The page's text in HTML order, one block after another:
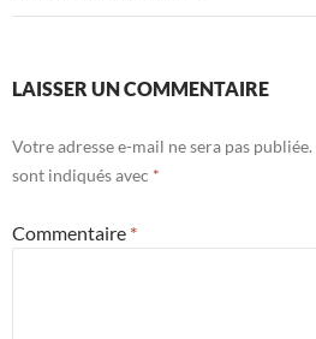
LAISSER UN COMMENTAIRE
Votre adresse e-mail ne sera pas publiée.
sont indiqués avec *
Commentaire *